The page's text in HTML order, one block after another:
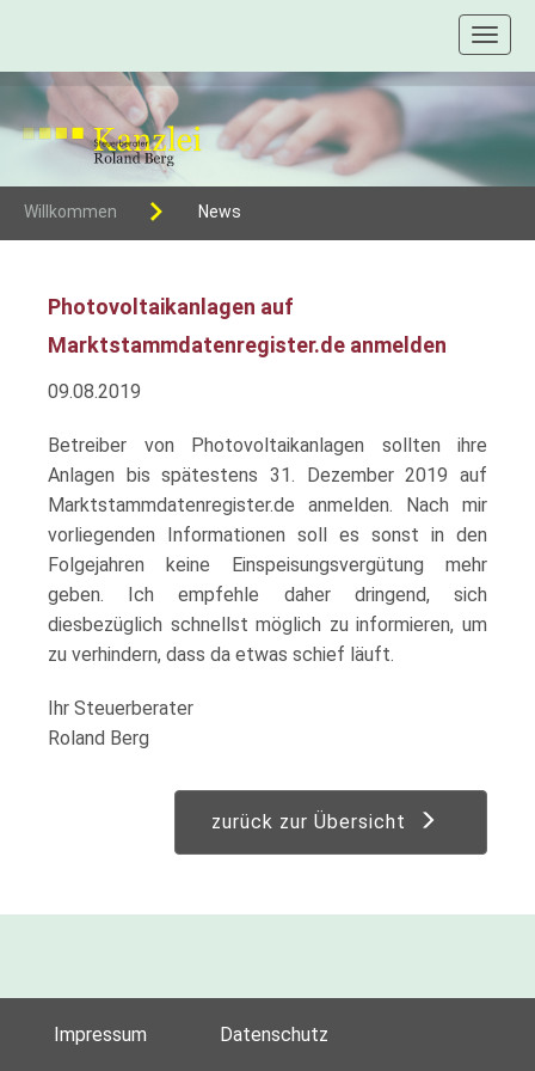
Willkommen News
Photovoltaikanlagen auf
Marktstammdatenregister.de anmelden
09.08.2019
Betreiber von Photovoltaikanlagen sollten ihre
Anlagen bis spätestens 31. Dezember 2019 auf
Marktstammdatenregister.de anmelden. Nach mir
vorliegenden Informationen soll es sonst in den
Folgejahren keine Einspeisungsvergütung mehr
geben. Ich empfehle daher dringend, sich
diesbezüglich schnellst möglich zu informieren, um
zu verhindern, dass da etwas schief läuft.
Ihr Steuerberater
Roland Berg
zurück zur Übersicht
Impressum Datenschutz